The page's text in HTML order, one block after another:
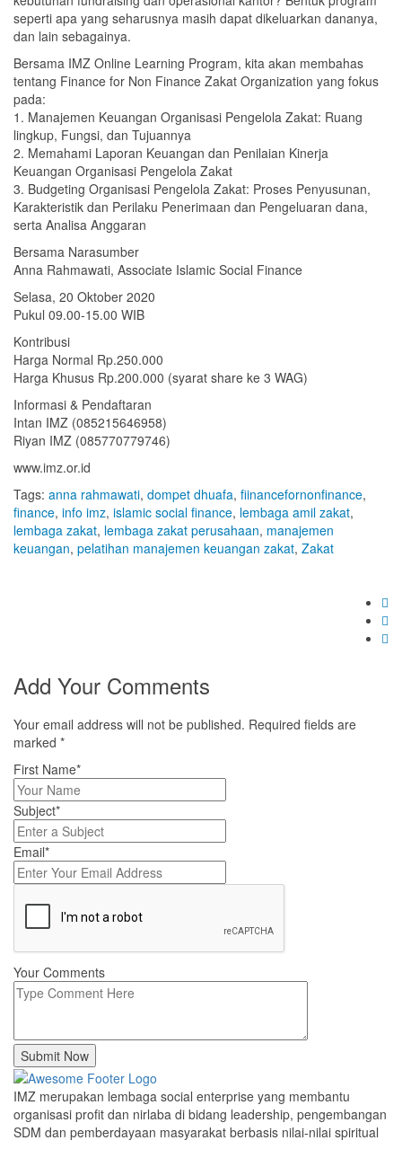
seperti apa yang seharusnya masih dapat dikeluarkan dananya,
dan lain sebagainya.
Bersama IMZ Online Learning Program, kita akan membahas
tentang Finance for Non Finance Zakat Organization yang fokus
pada:
1. Manajemen Keuangan Organisasi Pengelola Zakat: Ruang
lingkup, Fungsi, dan Tujuannya
2. Memahami Laporan Keuangan dan Penilaian Kinerja
Keuangan Organisasi Pengelola Zakat
3. Budgeting Organisasi Pengelola Zakat: Proses Penyusunan,
Karakteristik dan Perilaku Penerimaan dan Pengeluaran dana,
serta Analisa Anggaran
Bersama Narasumber
Anna Rahmawati, Associate Islamic Social Finance
Selasa, 20 Oktober 2020
Pukul 09.00-15.00 WIB
Kontribusi
Harga Normal Rp.250.000
Harga Khusus Rp.200.000 (syarat share ke 3 WAG)
Informasi & Pendaftaran
Intan IMZ (085215646958)
Riyan IMZ (085770779746)
www.imz.or.id
Tags: anna rahmawati, dompet dhuafa, fiinancefornonfinance,
finance, info imz, islamic social finance, lembaga amil zakat,
lembaga zakat, lembaga zakat perusahaan, manajemen
keuangan, pelatihan manajemen keuangan zakat, Zakat
Add Your Comments
Your email address will not be published. Required fields are
marked *
First Name*
Subject*
Email*
Your Comments
Submit Now
IMZ merupakan lembaga social enterprise yang membantu
organisasi profit dan nirlaba di bidang leadership, pengembangan
SDM dan pemberdayaan masyarakat berbasis nilai-nilai spiritual